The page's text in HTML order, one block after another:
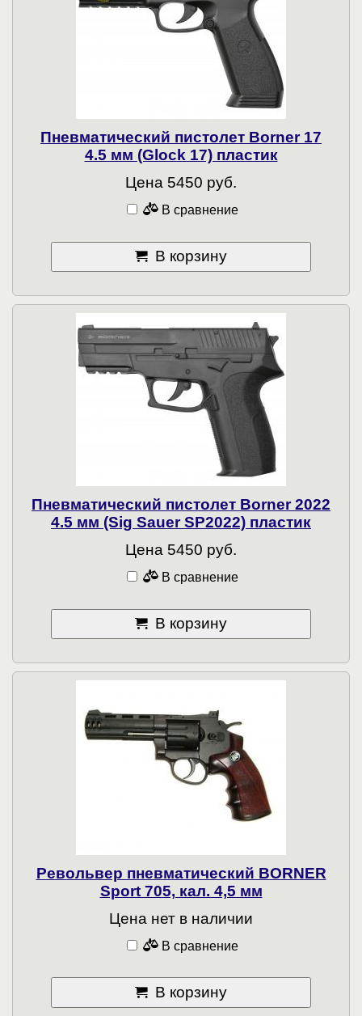
Пневматический пистолет Borner 17
4.5 мм (Glock 17) пластик
Цена 5450 руб.
В сравнение
В корзину
Пневматический пистолет Borner 2022
4.5 мм (Sig Sauer SP2022) пластик
Цена 5450 руб.
В сравнение
В корзину
Револьвер пневматический BORNER
Sport 705, кал. 4,5 мм
Цена нет в наличии
В сравнение
В корзину